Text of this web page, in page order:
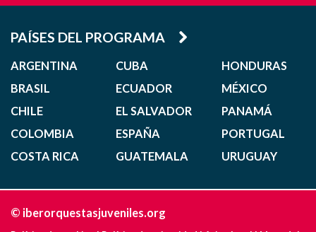
PAÍSES DEL PROGRAMA
ARGENTINA
BRASIL
CHILE
COLOMBIA
COSTA RICA
CUBA
ECUADOR
EL SALVADOR
ESPAÑA
GUATEMALA
HONDURAS
MÉXICO
PANAMÁ
PORTUGAL
URUGUAY
© iberorquestasjuveniles.org